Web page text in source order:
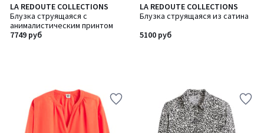
LA REDOUTE COLLECTIONS
Блузка струящаяся с
анималистическим принтом
7749 руб
LA REDOUTE COLLECTIONS
Блузка струящаяся из сатина
5100 руб